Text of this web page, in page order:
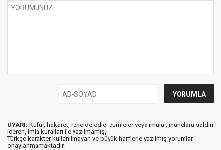
UYARI: Küfür, hakaret, rencide edici cümleler veya imalar, inançlara saldırı
içeren, imla kuralları ile yazılmamış,
Türkçe karakter kullanılmayan ve büyük harflerle yazılmış yorumlar
onaylanmamaktadır.